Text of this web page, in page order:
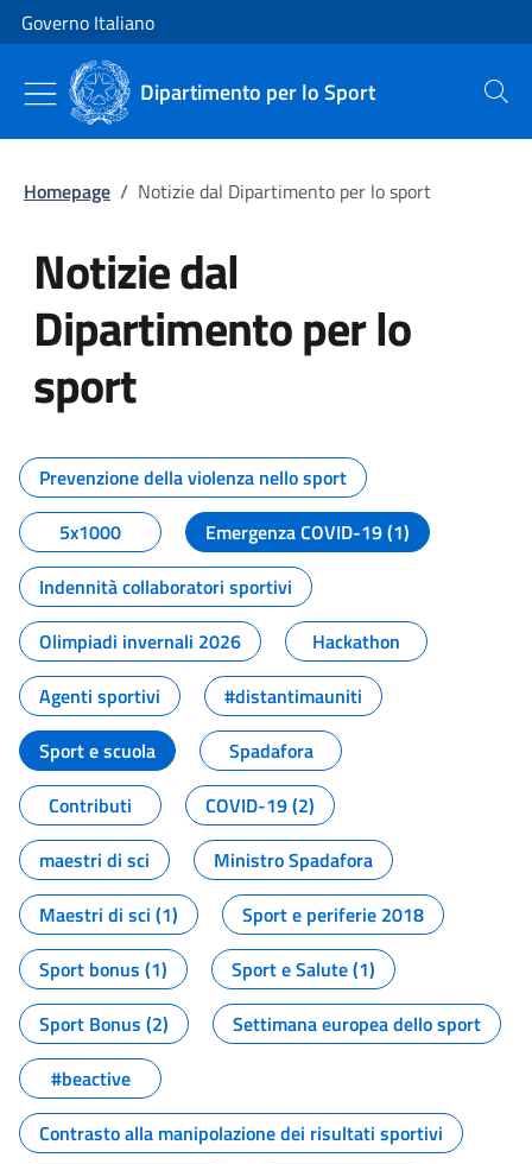
Vai al contenuto
Vai alla navigazione del sito
Governo Italiano
Dipartimento per lo Sport Cerca
Homepage / Notizie dal Dipartimento per lo sport
Notizie dal
Dipartimento per lo
sport
Tutti i contenuti della pagina
Prevenzione della violenza nello sport
5x1000
Emergenza COVID-19 (1)
Indennità collaboratori sportivi
Olimpiadi invernali 2026
Hackathon
Agenti sportivi
#distantimauniti
Sport e scuola
Spadafora
Contributi
COVID-19 (2)
maestri di sci
Ministro Spadafora
Maestri di sci (1)
Sport e periferie 2018
Sport bonus (1)
Sport e Salute (1)
Sport Bonus (2)
Settimana europea dello sport
#beactive
Contrasto alla manipolazione dei risultati sportivi